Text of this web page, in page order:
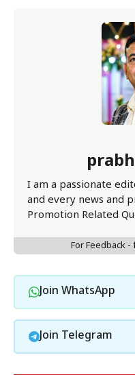
I am a passionate
and every news and
Promotion Related
For Feedback
Join WhatsApp
Join Telegram